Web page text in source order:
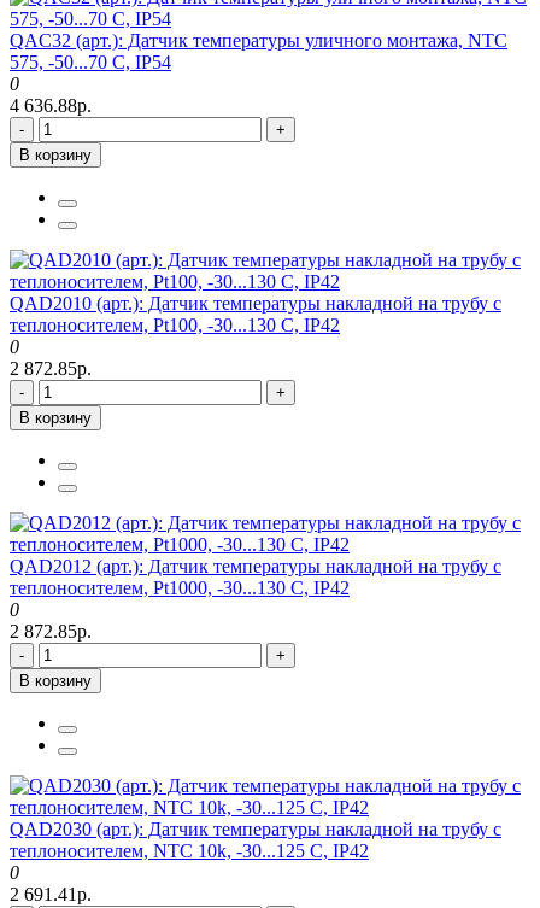
QAC32 (арт.): Датчик температуры уличного монтажа, NTC
575, -50...70 C, IP54
0
4 636.88р.
-
+
В корзину
QAD2010 (арт.): Датчик температуры накладной на трубу с
теплоносителем, Pt100, -30...130 C, IP42
0
2 872.85р.
-
+
В корзину
QAD2012 (арт.): Датчик температуры накладной на трубу с
теплоносителем, Pt1000, -30...130 C, IP42
0
2 872.85р.
-
+
В корзину
QAD2030 (арт.): Датчик температуры накладной на трубу с
теплоносителем, NTC 10k, -30...125 C, IP42
0
2 691.41р.